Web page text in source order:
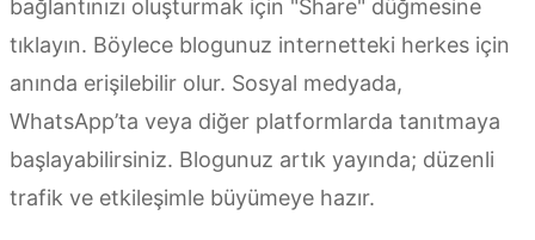
bağlantınızı oluşturmak için "Share" düğmesine
tıklayın. Böylece blogunuz internetteki herkes için
anında erişilebilir olur. Sosyal medyada,
WhatsApp’ta veya diğer platformlarda tanıtmaya
başlayabilirsiniz. Blogunuz artık yayında; düzenli
trafik ve etkileşimle büyümeye hazır.